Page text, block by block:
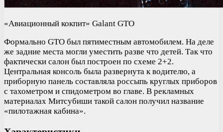
«Авиационный кокпит» Galant GTO
Формально GTO был пятиместным автомобилем. На деле
же задние места могли уместить разве что детей. Так что
фактически салон был построен по схеме 2+2.
Центральная консоль была развернута к водителю, а
приборную панель составляла россыпь круглых приборов
с тахометром и спидометром во главе. В рекламных
материалах Митсубиши такой салон получил название
«пилотажная кабина».